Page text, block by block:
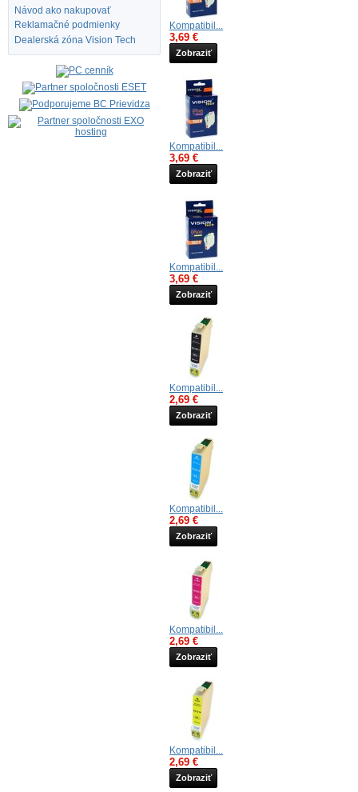
Návod ako nakupovať
Reklamačné podmienky
Dealerská zóna Vision Tech
Kompatibil...
3,69 €
Zobraziť
Kompatibil...
3,69 €
Zobraziť
Kompatibil...
3,69 €
Zobraziť
Kompatibil...
2,69 €
Zobraziť
Kompatibil...
2,69 €
Zobraziť
Kompatibil...
2,69 €
Zobraziť
Kompatibil...
2,69 €
Zobraziť